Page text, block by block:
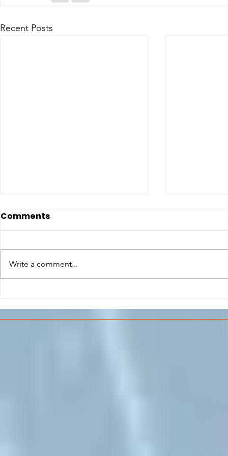
Recent Posts
PERCORSO DI
FORMAZIONE SCUOLA
superiori
Comments
Write a comment...